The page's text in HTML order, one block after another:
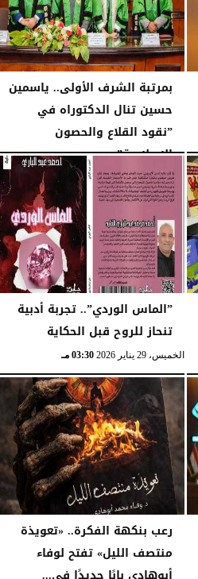
بمرتبة الشرف الأولى.. ياسمين
حسين تنال الدكتوراه في
”نقود القلاع والحصون
الإسلامية”
الإثنين، 9 فبراير 2026 12:44 مـ
”الماس الوردي”.. تجربة أدبية
تنحاز للروح قبل الحكاية
الخميس، 29 يناير 2026 03:30 مـ
رعب بنكهة الفكرة.. «تعويذة
منتصف الليل» تفتح لوفاء